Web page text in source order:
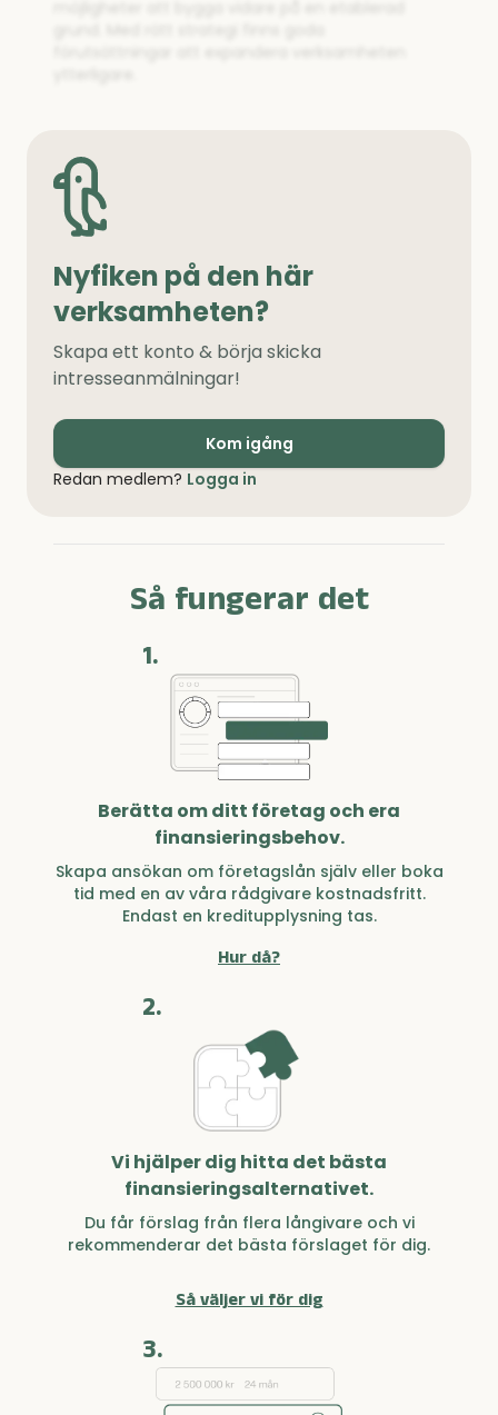
Nyfiken på den här
verksamheten?
Skapa ett konto & börja skicka
intresseanmälningar!
Kom igång
Redan medlem? Logga in
Så fungerar det
1.
Berätta om ditt företag och era
finansieringsbehov.
Skapa ansökan om företagslån själv eller boka
tid med en av våra rådgivare kostnadsfritt.
Endast en kreditupplysning tas.
Hur då?
2.
Vi hjälper dig hitta det bästa
finansieringsalternativet.
Du får förslag från flera långivare och vi
rekommenderar det bästa förslaget för dig.
Så väljer vi för dig
3.